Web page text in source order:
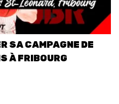
SA CAMPAGNE DE
À FRIBOURG